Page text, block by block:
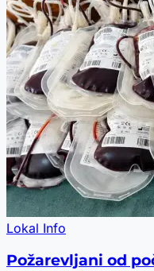
Lokal Info
Požarevljani od